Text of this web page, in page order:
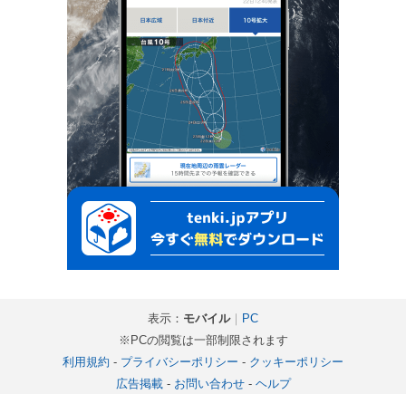
表示： モバイル｜ PC
※PCの閲覧は一部制限されます
利用規約 - プライバシーポリシー - クッキーポリシー
広告掲載- お問い合わせ- ヘルプ